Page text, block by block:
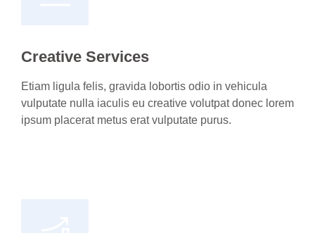
Creative Services
Etiam ligula felis, gravida lobortis odio in vehicula
vulputate nulla iaculis eu creative volutpat donec lorem
ipsum placerat metus erat vulputate purus.